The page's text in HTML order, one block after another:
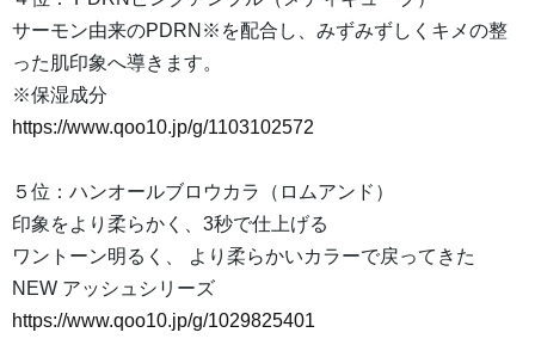
サーモン由来のPDRN※を配合し、みずみずしくキメの整
った肌印象へ導きます。
※保湿成分
https://www.qoo10.jp/g/1103102572
５位：ハンオールブロウカラ（ロムアンド）
印象をより柔らかく、3秒で仕上げる
ワントーン明るく、 より柔らかいカラーで戻ってきた
NEW アッシュシリーズ
https://www.qoo10.jp/g/1029825401